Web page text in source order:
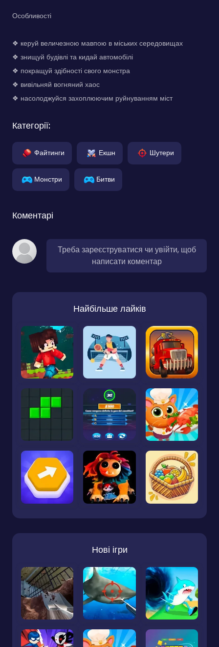
Особливості
❖ керуй величезною мавпою в міських середовищах
❖ знищуй будівлі та кидай автомобілі
❖ покращуй здібності свого монстра
❖ вивільняй вогняний хаос
❖ насолоджуйся захоплюючим руйнуванням міст
Категорії:
Файтинги Екшн Шутери
Монстри Битви
Коментарі
Треба зареєструватися чи увійти, щоб
написати коментар
Найбільше лайків
Нові ігри